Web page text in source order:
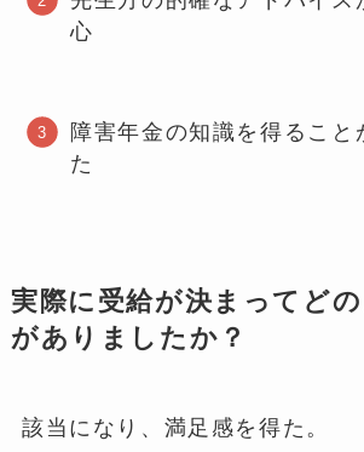
障害年金の知識を得ること
た
実際に受給が決まってど
がありましたか？
該当になり、満足感を得た。